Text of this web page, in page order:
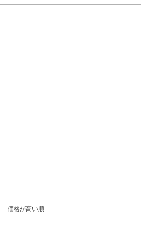
価格が高い順